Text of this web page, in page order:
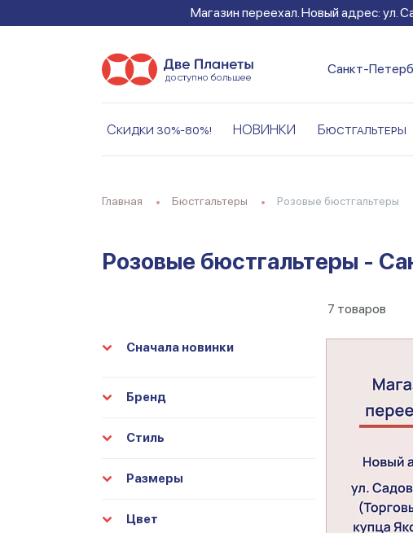
Магазин переехал. Новый адрес: ул.
Санкт-
Скидки 30%-80%! НОВИНКИ Бюстгальтеры
Главная Бюстгальтеры Розовые бюстгальтеры
Розовые бюстгальтеры -
Сначала новинки
Бренд
Стиль
Размеры
Цвет
7 товаров